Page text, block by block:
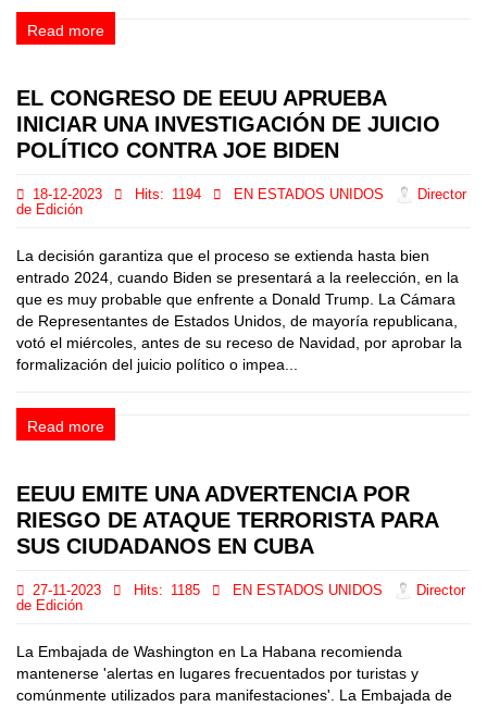
Read more
EL CONGRESO DE EEUU APRUEBA
INICIAR UNA INVESTIGACIÓN DE JUICIO
POLÍTICO CONTRA JOE BIDEN
18-12-2023 Hits: 1194 EN ESTADOS UNIDOS
Director
de Edición
La decisión garantiza que el proceso se extienda hasta bien
entrado 2024, cuando Biden se presentará a la reelección, en la
que es muy probable que enfrente a Donald Trump. La Cámara
de Representantes de Estados Unidos, de mayoría republicana,
votó el miércoles, antes de su receso de Navidad, por aprobar la
formalización del juicio político o impea...
Read more
EEUU EMITE UNA ADVERTENCIA POR
RIESGO DE ATAQUE TERRORISTA PARA
SUS CIUDADANOS EN CUBA
27-11-2023 Hits: 1185 EN ESTADOS UNIDOS
Director
de Edición
La Embajada de Washington en La Habana recomienda
mantenerse 'alertas en lugares frecuentados por turistas y
comúnmente utilizados para manifestaciones'. La Embajada de